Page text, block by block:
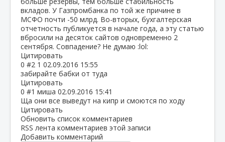
вкладов. У Газпромбанка по той же причине в
МСФО почти -50 млрд. Во-вторых, бухгалтерская
отчетность публикуется в начале года, а эту статью
вбросили на десяток сайтов одновременно 2
сентября. Совпадение? Не думаю :lol:
Цитировать
0 #2 1 02.09.2016 15:55
забирайте бабки от туда
Цитировать
0 #1 миша 02.09.2016 15:41
Ща они все выведут на кипр и смоются по ходу
Цитировать
Обновить список комментариев
RSS лента комментариев этой записи
Добавить комментарий